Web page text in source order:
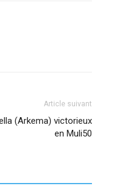
Article suivant
(Arkema) victorieux
en Muli50